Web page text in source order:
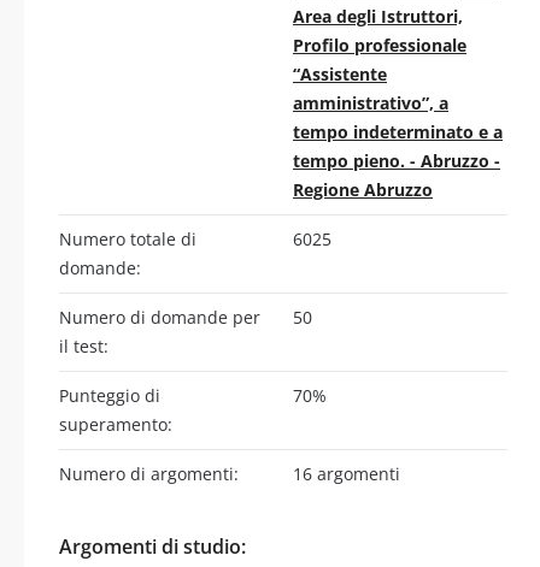
Area degli Istruttori,
Profilo professionale
“Assistente
amministrativo”, a
tempo indeterminato e a
tempo pieno. - Abruzzo -
Regione Abruzzo
Numero totale di
domande:
6025
Numero di domande per
il test:
50
Punteggio di
superamento:
70%
Numero di argomenti: 16 argomenti
Argomenti di studio: